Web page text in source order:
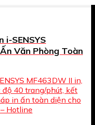
i-SENSYS
Văn Phòng Toàn
MF463DW II in,
độ 40 trang/phút, kết
in ấn toàn diện cho
Hotline